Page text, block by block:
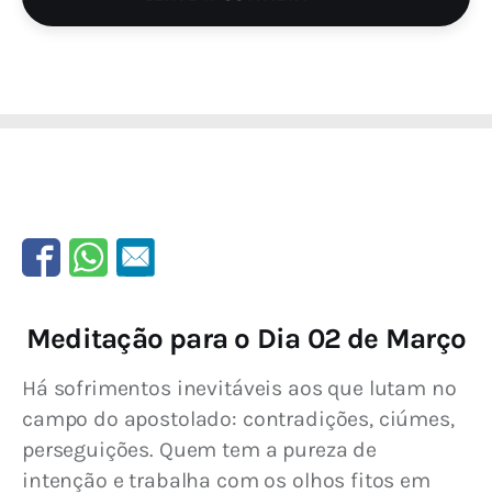
Meditação para o Dia 02 de Março
Há sofrimentos inevitáveis aos que lutam no
campo do apostolado: contradições, ciúmes,
perseguições. Quem tem a pureza de
intenção e trabalha com os olhos fitos em